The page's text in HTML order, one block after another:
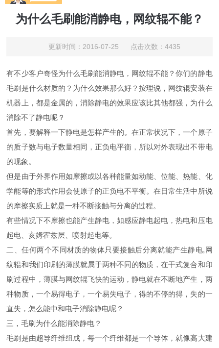
为什么毛刷能消静电，网纹辊不能？
更新时间：2016-07-25 点击次数：4435
有不少客户奇怪为什么毛刷能消静电，网纹辊不能？你们的静电
毛刷是什么材质的？为什么效果那么好？按理说，网纹辊安装在
机器上，都是金属的，消除静电的效果应该比其他都强，为什么
消除不了静电呢？
首先，要解释一下静电是怎样产生的。在正常状况下，一个原子
的质子数与电子数量相同，正负电平衡，所以对外表现出不带电
的现象。
但是由于外界作用如摩擦或以各种能量如动能、位能、热能、化
学能等的形式作用会使原子的正负电不平衡。在日常生活中所说
的摩擦实质上就是一种不断接触与分离的过程。
有些情况下不摩擦也能产生静电，如感应静电起电，热电和压电
起电、亥姆霍兹层、喷射起电等。
二、任何两个不同材质的物体只要接触后分离就能产生静电,网
纹辊和我们印刷的薄膜就属于两种不同的物质，在干式复合和印
刷过程中，薄膜与网纹辊飞快的运动，静电就在不断地产生，两
种物质，一个易得电子，一个易失电子，得的不停的得，失的一
直失 ，怎么能中和电子消除静电呢？
三，毛刷为什么能消除静电？
毛刷是由超导纤维组成，每一个纤维都是一个导体，就像高大建